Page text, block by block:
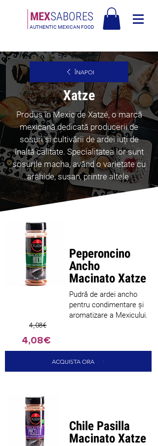
MEXSABORES
AUTHENTIC MEXICAN FOOD
ÎNAPOI
Xatze
Produs în Mexic de Xatzé, o marcă
mexicană dedicată producerii de
sosuri și cultivării de ardei iuți de
înaltă calitate. Specialitatea lor sunt
sosurile macha, având o varietate cu
arahide, susan, printre altele.
Peperoncino
Ancho
Macinato Xatze
Pudră de ardei ancho
pentru condimentare și
aromatizare a Mexicului.
4,08€
4,08€
ACQUISTA ORA
Chile Pasilla
Macinato Xatze